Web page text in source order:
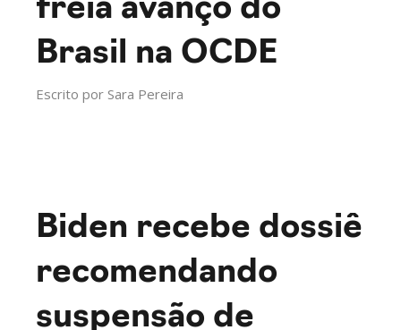
freia avanço do
Brasil na OCDE
Escrito por Sara Pereira
Biden recebe dossiê
recomendando
suspensão de